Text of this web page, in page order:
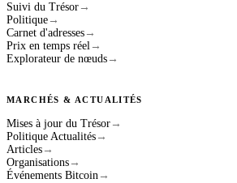
Suivi du Trésor →
Politique →
Carnet d'adresses →
Prix en temps réel →
Explorateur de nœuds →
MARCHÉS & ACTUALITÉS
Mises à jour du Trésor →
Politique Actualités →
Articles →
Organisations →
Événements Bitcoin →